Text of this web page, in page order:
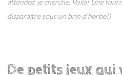
disparaître sous un brin d’herbe!)
De petits jeux qui